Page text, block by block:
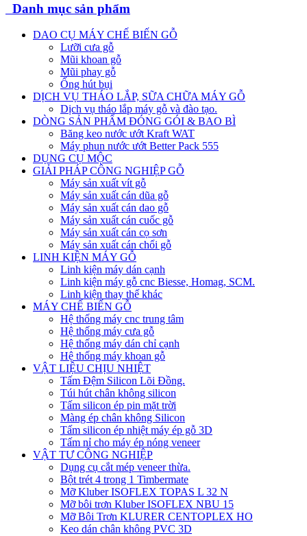
Danh mục sản phẩm
DAO CỤ MÁY CHẾ BIẾN GỖ
Lưỡi cưa gỗ
Mũi khoan gỗ
Mũi phay gỗ
Ống hút bụi
DỊCH VỤ THÁO LẮP, SỮA CHỮA MÁY GỖ
Dịch vụ tháo lắp máy gỗ và đào tạo.
DÒNG SẢN PHẨM ĐÓNG GÓI & BAO BÌ
Băng keo nước ướt Kraft WAT
Máy phun nước ướt Better Pack 555
DỤNG CỤ MỘC
GIẢI PHÁP CÔNG NGHIỆP GỖ
Máy sản xuất vít gỗ
Máy sản xuất cán dũa gỗ
Máy sản xuất cán dao gỗ
Máy sản xuất cán cuốc gỗ
Máy sản xuất cán cọ sơn
Máy sản xuất cán chổi gỗ
LINH KIỆN MÁY GỖ
Linh kiện máy dán cạnh
Linh kiện máy gỗ cnc Biesse, Homag, SCM.
Linh kiện thay thế khác
MÁY CHẾ BIẾN GỖ
Hệ thống máy cnc trung tâm
Hệ thống máy cưa gỗ
Hệ thống máy dán chỉ cạnh
Hệ thống máy khoan gỗ
VẬT LIỆU CHỊU NHIỆT
Tấm Đệm Silicon Lõi Đồng.
Túi hút chân không silicon
Tấm silicon ép pin mặt trời
Màng ép chân không Silicon
Tấm silicon ép nhiệt máy ép gỗ 3D
Tấm nỉ cho máy ép nóng veneer
VẬT TƯ CÔNG NGHIỆP
Dụng cụ cắt mép veneer thừa.
Bột trét 4 trong 1 Timbermate
Mỡ Kluber ISOFLEX TOPAS L 32 N
Mỡ bôi trơn Kluber ISOFLEX NBU 15
Mỡ Bôi Trơn KLURER CENTOPLEX HO
Keo dán chân không PVC 3D